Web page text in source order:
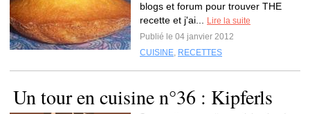
blogs et forum pour trouver THE
recette et j'ai...
Lire la suite
Publié le 04 janvier 2012
CUISINE, RECETTES
Un tour en cuisine n°36 : Kipferls